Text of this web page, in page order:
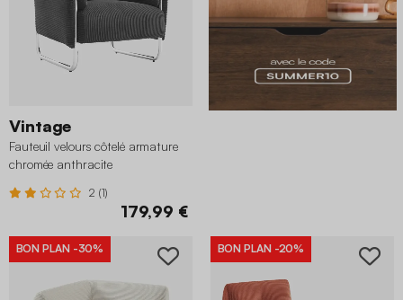
Vintage
Fauteuil velours côtelé armature
chromée anthracite
2 (1)
179,99 €
BON PLAN -30% BON PLAN -20%